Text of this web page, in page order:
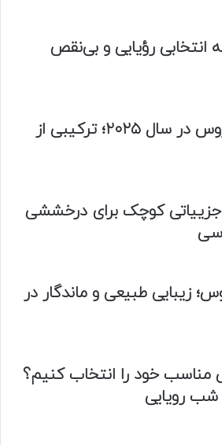
رؤیایی و بی‌نقص
ترندهای آرایش عروس در سال ۲۰۲۵؛ ترکیبی از
کوچک برای درخششی
زیبایی طبیعی و ماندگار در
خود را انتخاب کنیم؟
شب رویایی